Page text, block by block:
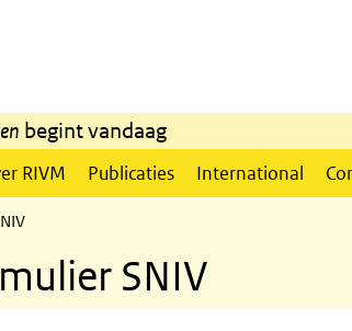
begint vandaag
RIVM Publicaties International
SNIV